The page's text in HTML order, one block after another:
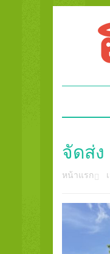
จัดส่
หน้าแรก